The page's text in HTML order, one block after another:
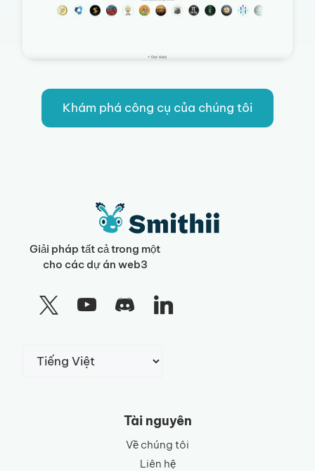
Khám phá công cụ của chúng tôi
Giải pháp tất cả trong một
cho các dự án web3
Chọn
một
Tài nguyên
Về chúng tôi
Liên hệ